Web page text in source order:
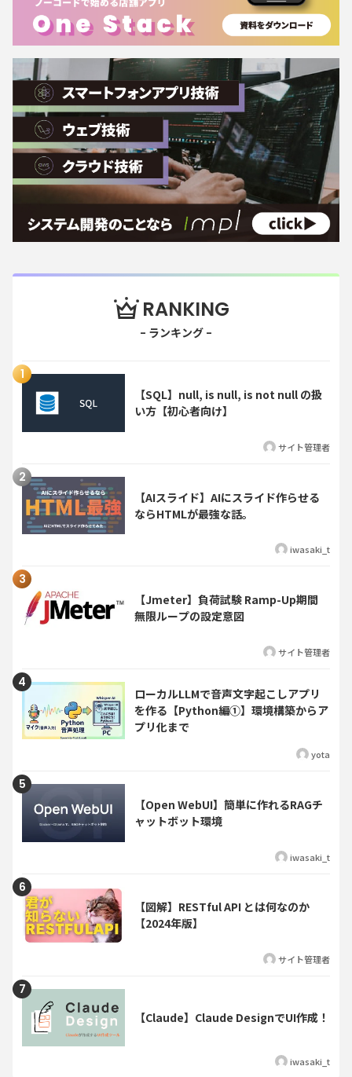
RANKING
【SQL】null, is null, is not null の扱
い方【初心者向け】
サイト管理者
【AIスライド】AIにスライド作らせる
ならHTMLが最強な話。
iwasaki_t
【Jmeter】負荷試験 Ramp-Up期間
無限ループの設定意図
サイト管理者
ローカルLLMで音声文字起こしアプリ
を作る【Python編①】環境構築からア
プリ化まで
yota
【Open WebUI】簡単に作れるRAGチ
ャットボット環境
iwasaki_t
【図解】RESTful API とは何なのか
【2024年版】
サイト管理者
【Claude】Claude DesignでUI作成！
iwasaki_t